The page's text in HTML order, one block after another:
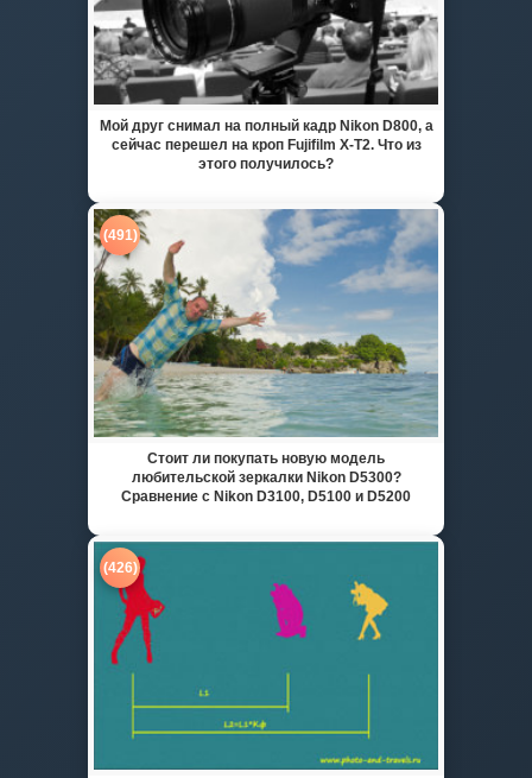
Мой друг снимал на полный кадр Nikon D800, а
сейчас перешел на кроп Fujifilm X-T2. Что из
этого получилось?
(491)
Стоит ли покупать новую модель
любительской зеркалки Nikon D5300?
Сравнение с Nikon D3100, D5100 и D5200
(426)